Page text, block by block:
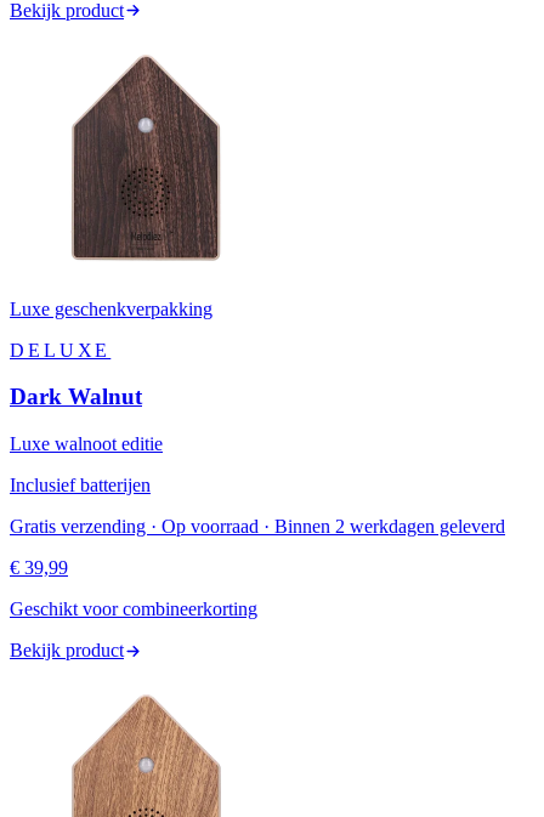
Bekijk product
Luxe geschenkverpakking
DELUXE
Dark Walnut
Luxe walnoot editie
Inclusief batterijen
Gratis verzending · Op voorraad · Binnen 2 werkdagen geleverd
€ 39,99
Geschikt voor combineerkorting
Bekijk product